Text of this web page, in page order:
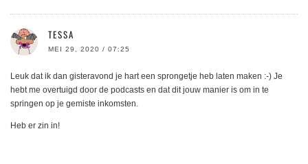
TESSA
MEI 29, 2020 / 07:25
Leuk dat ik dan gisteravond je hart een sprongetje heb laten maken :-) Je
hebt me overtuigd door de podcasts en dat dit jouw manier is om in te
springen op je gemiste inkomsten.
Heb er zin in!